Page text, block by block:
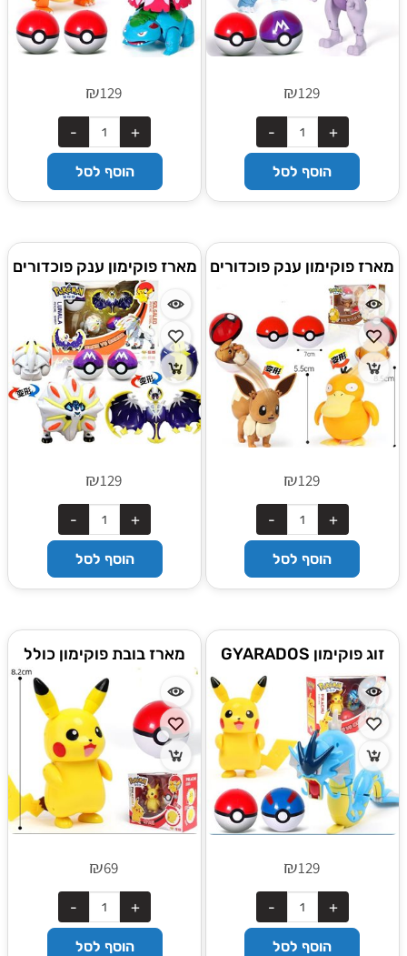
₪129
הוסף לסל
₪129
הוסף לסל
מארז פוקימון ענק פוכדורים
זוגי EEVEE & PSYDUCK
₪129
הוסף לסל
מארז פוקימון ענק פוכדורים
זוגי LUNALA ו-SOLGALEO
גדולים
₪129
הוסף לסל
זוג פוקימון GYARADOS
WATER ו PIKACHU
ELECTRIC גדולים
₪129
הוסף לסל
מארז בובת פוקימון כולל
פוכדור PIKACHU
₪69
הוסף לסל